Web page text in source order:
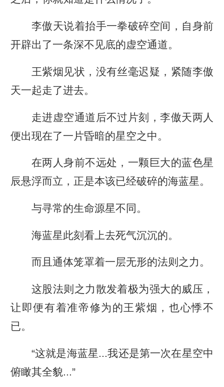
李傲天说着抬手一拳破碎空间，自身前
开辟出了一条深不见底的虚空通道。
王紫烟见状，没有丝毫迟疑，紧随李傲
天一起走了进去。
走进虚空通道后不过片刻，李傲天两人
便出现在了一片昏暗的星空之中。
在两人身前不远处，一颗巨大的蓝色星
辰悬浮而立，正是本该已经破碎的海蓝星。
与寻常的生命源星不同。
海蓝星此刻看上去死气沉沉的。
而且通体笼罩着一层无形的法则之力。
这股法则之力散发着极为强大的威压，
让即便有着准帝修为的王紫烟，也心悸不
已。
“这就是海蓝星...我还是第一次在星空中
俯瞰其全貌...”